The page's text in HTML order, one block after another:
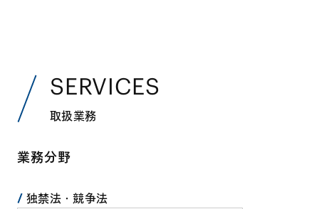
SERVICES
取扱業務
業務分野
独禁法・競争法